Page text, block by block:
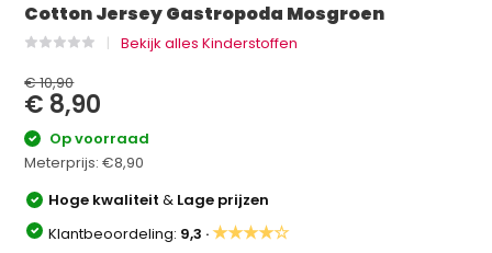
Cotton Jersey Gastropoda Mosgroen
Bekijk alles Kinderstoffen
€ 10,90
€ 8,90
Op voorraad
Meterprijs:€8,90
Hoge kwaliteit& Lage prijzen
Klantbeoordeling: 9,3 ·★★★★☆